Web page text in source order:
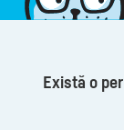
Există o